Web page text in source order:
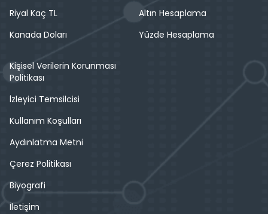
Riyal Kaç TL
Kanada Doları
Altın Hesaplama
Yüzde Hesaplama
Kişisel Verilerin Korunması
Politikası
İzleyici Temsilcisi
Kullanım Koşulları
Aydınlatma Metni
Çerez Politikası
Biyografi
İletişim